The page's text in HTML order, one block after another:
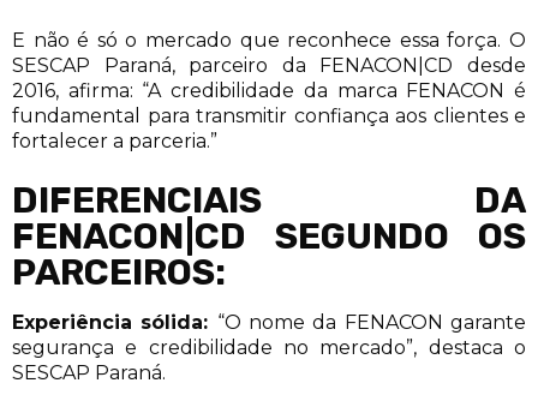
E não é só o mercado que reconhece essa força. O
SESCAP Paraná, parceiro da FENACON|CD desde
2016, afirma: “A credibilidade da marca FENACON é
fundamental para transmitir confiança aos clientes e
fortalecer a parceria.”
DIFERENCIAIS DA
FENACON|CD SEGUNDO OS
PARCEIROS:
Experiência sólida: “O nome da FENACON garante
segurança e credibilidade no mercado”, destaca o
SESCAP Paraná.